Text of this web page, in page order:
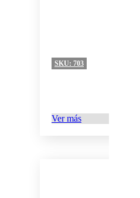
SKU: 703
Ver más